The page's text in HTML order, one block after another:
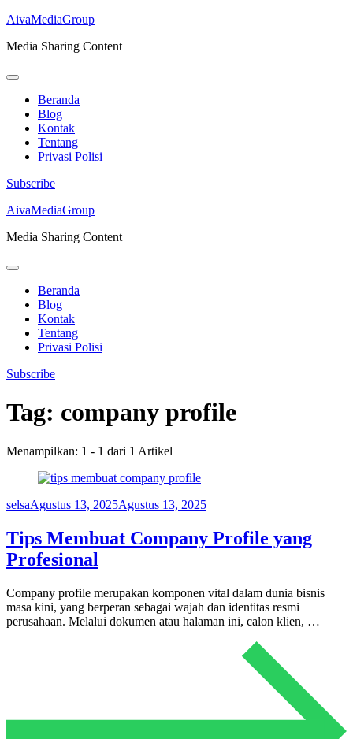
AivaMediaGroup
Media Sharing Content
Beranda
Blog
Kontak
Tentang
Privasi Polisi
Subscribe
Lompat
konten
Enter)
AivaMediaGroup
Media Sharing Content
Beranda
Blog
Kontak
Tentang
Privasi Polisi
Subscribe
Tag: company profile
Menampilkan: 1 - 1 dari 1 Artikel
selsaAgustus 13, 2025Agustus 13, 2025
Tips Membuat Company Profile yang
Profesional
Company profile merupakan komponen vital dalam dunia bisnis
masa kini, yang berperan sebagai wajah dan identitas resmi
perusahaan. Melalui dokumen atau halaman ini, calon klien, …